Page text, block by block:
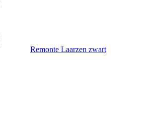
Remonte Laarzen zwart